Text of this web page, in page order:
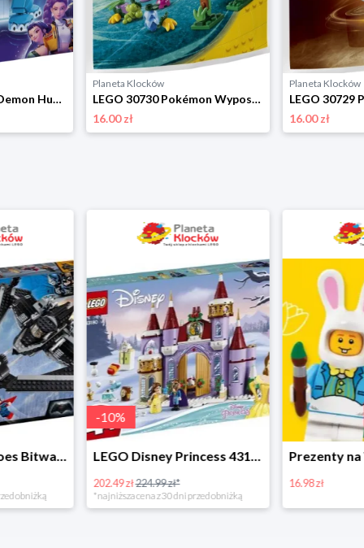
LEGO 72537 Kpop Demon Hunters Tygrys Derpy i Sroka Sussie Lego
Planeta Klocków
LEGO 30730 Pokémon Wyposażenie Trenera Lego
16.00 zł
Planeta Klocków
16.00 zł
LEGO Super Heroes Bitwa powietrzna w super cenie
obniżką
-10%
LEGO Disney Princess 43180 Zimowe święto w zamku Belli
202.49 zł224.99 zł*
*najniższa cena z 30 dni przed obniżką
16.98 zł